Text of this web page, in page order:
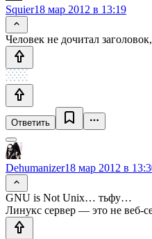
Squier18 мар 2012 в 13:19
Человек не дочитал
Ответить
Dehumanizer18 мар 2012 в
GNU is Not Unix… тьфу…
Линукс сервер — это не веб-